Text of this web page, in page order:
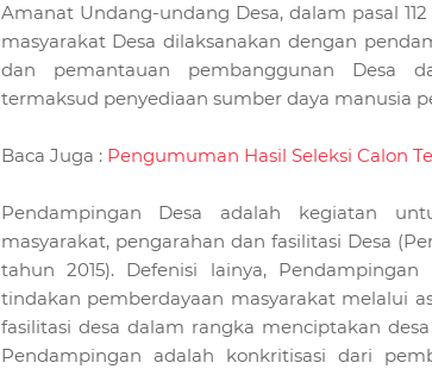
Amanat Undang-undang Desa, dalam pasal
masyarakat Desa dilaksanakan dengan
dan pemantauan pembanggunan Desa
termaksud penyediaan sumber daya manusia
Baca Juga : Pengumuman Hasil Seleksi Calon
Pendampingan Desa adalah kegiatan
masyarakat, pengarahan dan fasilitasi Desa
tahun 2015). Defenisi lainya,
tindakan pemberdayaan masyarakat melalui
fasilitasi desa dalam rangka menciptakan
Pendampingan adalah konkritisasi dari